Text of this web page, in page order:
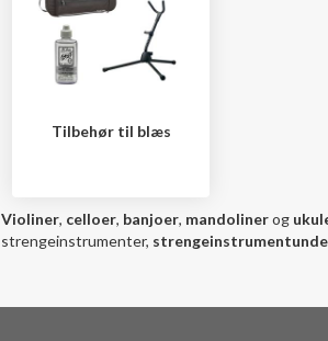
Tilbehør til blæs
Violiner, celloer, banjoer, mandolinerog
strengeinstrumenter,